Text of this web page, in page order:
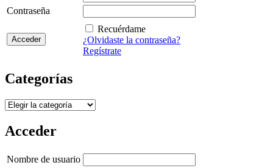
Contraseña
Recuérdame
¿Olvidaste la contraseña?
Regístrate
Categorías
Categorías
Acceder
Nombre de usuario